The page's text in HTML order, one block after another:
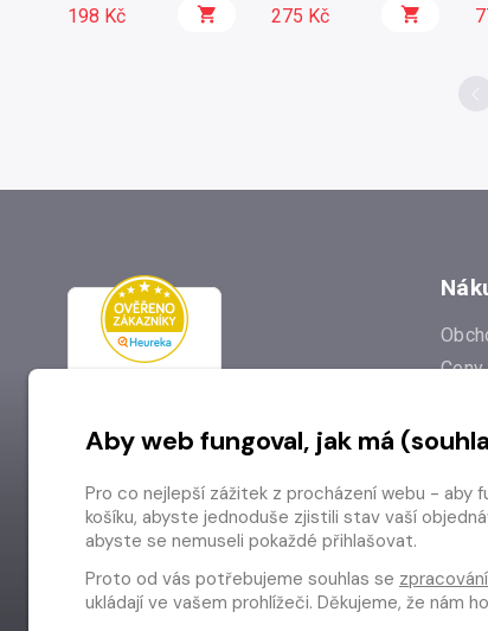
198 Kč
(partitura)
275 Kč
Aby web fungoval, jak má
Pro co nejlepší zážitek z procházení webu - aby
košíku, abyste jednoduše zjistili stav vaší
abyste se nemuseli pokaždé přihlašovat.
Proto od vás potřebujeme souhlas se
ukládají ve vašem prohlížeči. Děkujeme, že nám